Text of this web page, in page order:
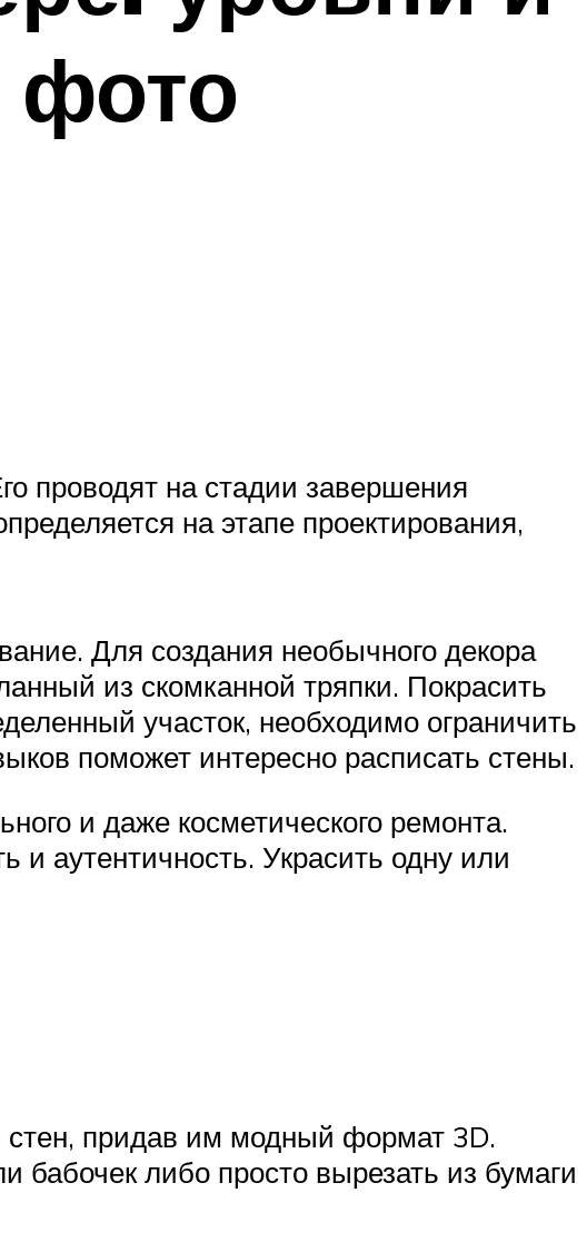
проводят на стадии завершения
на этапе проектирования,
Для создания необычного декора
из скомканной тряпки. Покрасить
участок, необходимо ограничить
поможет интересно расписать стены.
и даже косметического ремонта.
аутентичность. Украсить одну или
придав им модный формат 3D.
либо просто вырезать из бумаги